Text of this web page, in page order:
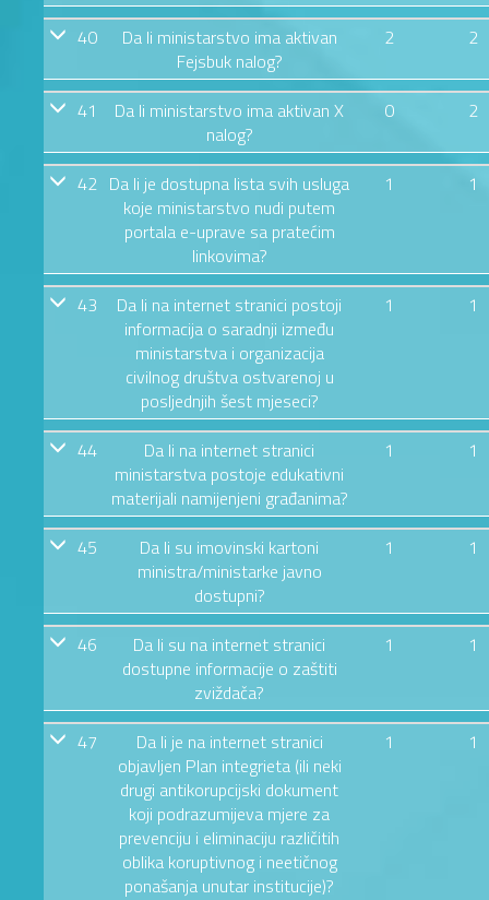
40
Da li ministarstvo ima aktivan
Fejsbuk nalog?
2 2
41
Da li ministarstvo ima aktivan X
nalog?
0 2
42 Da li je dostupna lista svih usluga
koje ministarstvo nudi putem
portala e-uprave sa pratećim
linkovima?
1 1
43
Da li na internet stranici postoji
informacija o saradnji između
ministarstva i organizacija
civilnog društva ostvarenoj u
posljednjih šest mjeseci?
1 1
44
Da li na internet stranici
ministarstva postoje edukativni
materijali namijenjeni građanima?
1 1
45
Da li su imovinski kartoni
ministra/ministarke javno
dostupni?
1 1
46
Da li su na internet stranici
dostupne informacije o zaštiti
zviždača?
1 1
47
Da li je na internet stranici
objavljen Plan integrieta (ili neki
drugi antikorupcijski dokument
koji podrazumijeva mjere za
prevenciju i eliminaciju različitih
oblika koruptivnog i neetičnog
ponašanja unutar institucije)?
1 1